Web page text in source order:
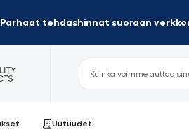
tehdashinnat suoraan
Uutuudet